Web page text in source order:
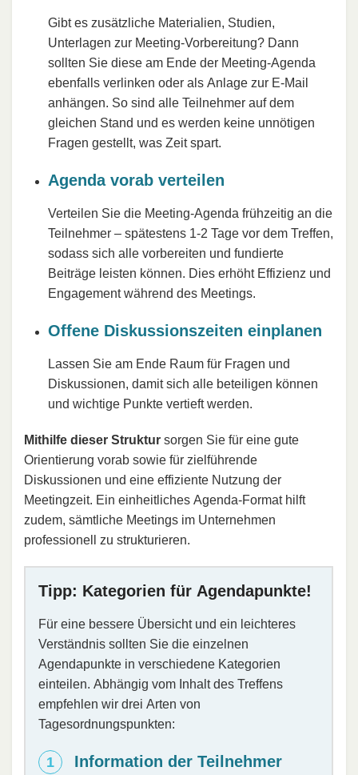
Gibt es zusätzliche Materialien, Studien,
Unterlagen zur Meeting-Vorbereitung? Dann
sollten Sie diese am Ende der Meeting-Agenda
ebenfalls verlinken oder als Anlage zur E-Mail
anhängen. So sind alle Teilnehmer auf dem
gleichen Stand und es werden keine unnötigen
Fragen gestellt, was Zeit spart.
Agenda vorab verteilen
Verteilen Sie die Meeting-Agenda frühzeitig an die
Teilnehmer – spätestens 1-2 Tage vor dem Treffen,
sodass sich alle vorbereiten und fundierte
Beiträge leisten können. Dies erhöht Effizienz und
Engagement während des Meetings.
Offene Diskussionszeiten einplanen
Lassen Sie am Ende Raum für Fragen und
Diskussionen, damit sich alle beteiligen können
und wichtige Punkte vertieft werden.
Mithilfe dieser Struktur sorgen Sie für eine gute
Orientierung vorab sowie für zielführende
Diskussionen und eine effiziente Nutzung der
Meetingzeit. Ein einheitliches Agenda-Format hilft
zudem, sämtliche Meetings im Unternehmen
professionell zu strukturieren.
Tipp: Kategorien für Agendapunkte!
Für eine bessere Übersicht und ein leichteres
Verständnis sollten Sie die einzelnen
Agendapunkte in verschiedene Kategorien
einteilen. Abhängig vom Inhalt des Treffens
empfehlen wir drei Arten von
Tagesordnungspunkten:
Information der Teilnehmer